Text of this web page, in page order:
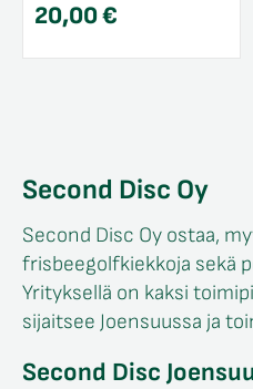
20,00€
Second Disc Oy
Second Disc Oy ostaa,
frisbeegolfkiekkoja sekä
Yrityksellä on kaksi
sijaitsee Joensuussa ja
Second Disc